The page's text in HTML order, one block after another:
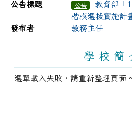
公告標題 公告
教育部「
楷模選拔實施計
發布者
教務主任
學 校 簡
選單載入失敗，請重新整理頁面。